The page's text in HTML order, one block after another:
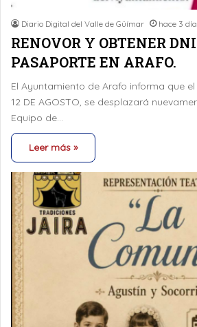
Diario Digital del Valle de Güímar hace 3
RENOVOR Y OBTENER
PASAPORTE EN ARAFO.
El Ayuntamiento de Arafo informa que el
12 DE AGOSTO, se desplazará
Equipo de…
Leer más »